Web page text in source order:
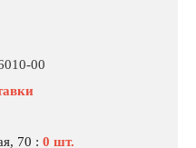
00
70 : 0 шт.